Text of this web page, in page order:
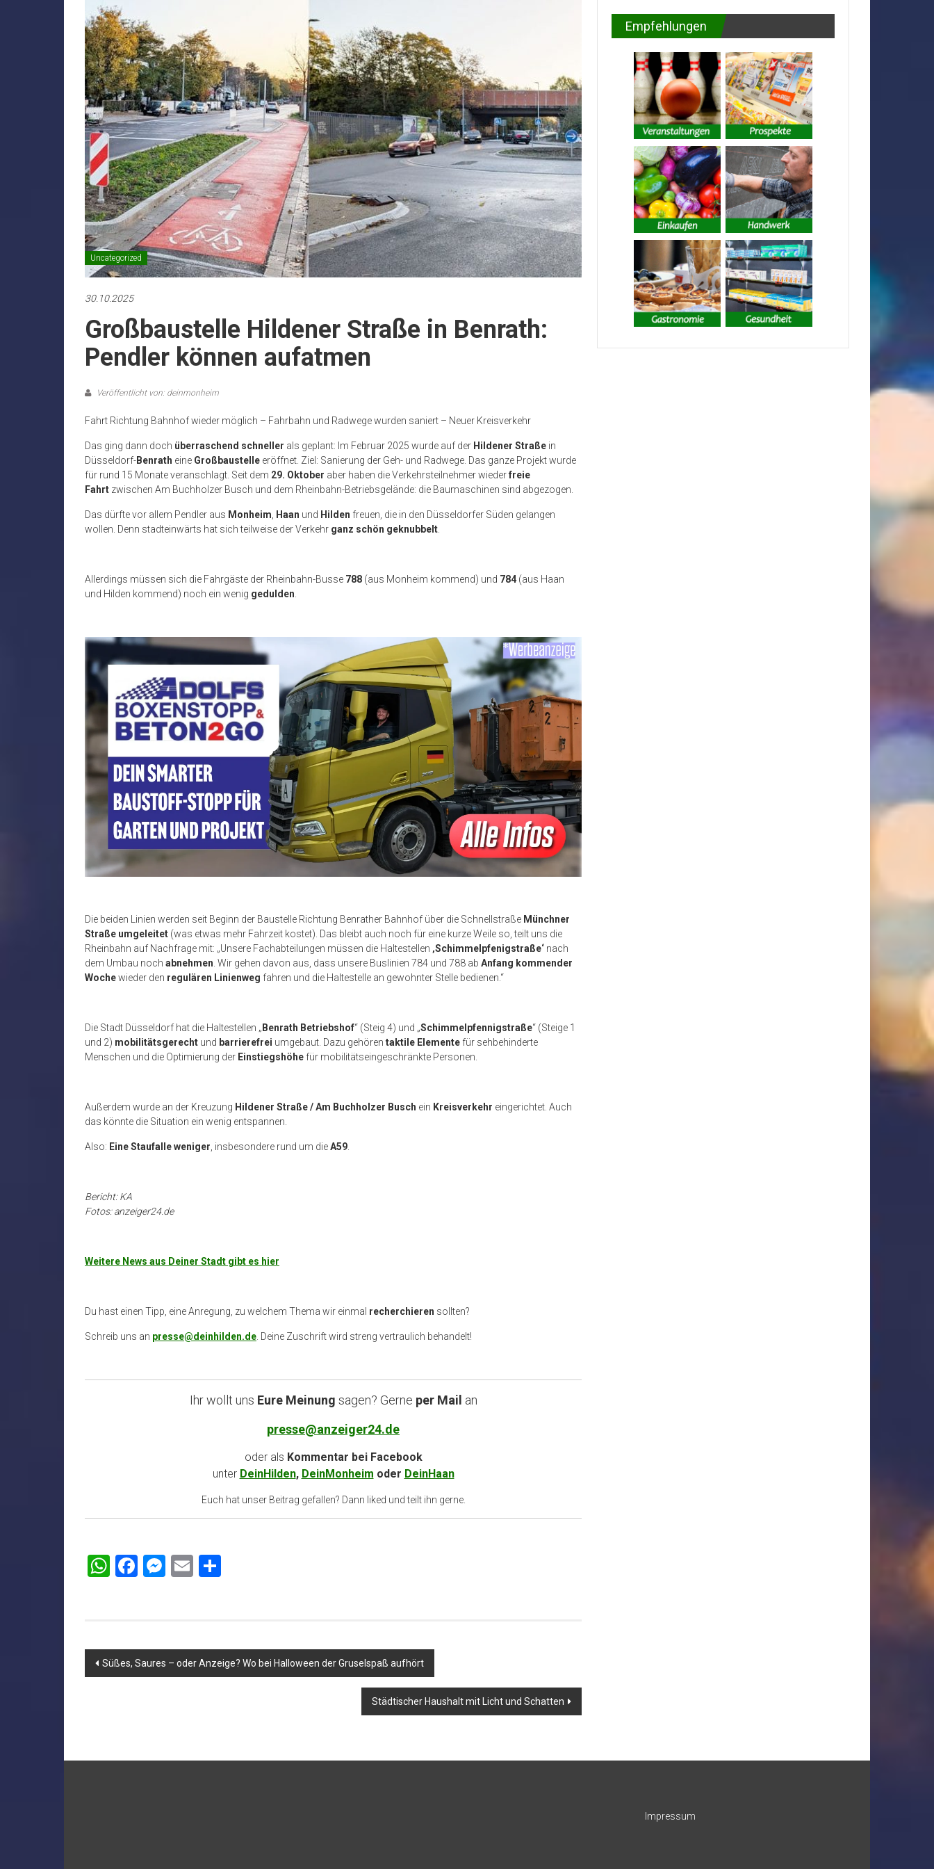
Uncategorized
30.10.2025
Großbaustelle Hildener Straße in Benrath:
Pendler können aufatmen
Veröffentlicht von: deinmonheim
Fahrt Richtung Bahnhof wieder möglich – Fahrbahn und Radwege wurden saniert – Neuer Kreisverkehr
Das ging dann doch überraschend schneller als geplant: Im Februar 2025 wurde auf der Hildener Straße in
Düsseldorf-Benrath eine Großbaustelle eröffnet. Ziel: Sanierung der Geh- und Radwege. Das ganze Projekt wurde
für rund 15 Monate veranschlagt. Seit dem 29. Oktober aber haben die Verkehrsteilnehmer wiederfreie
Fahrt zwischen Am Buchholzer Busch und dem Rheinbahn-Betriebsgelände: die Baumaschinen sind abgezogen.
Das dürfte vor allem Pendler aus Monheim Haan und Hilden freuen, die in den Düsseldorfer Süden gelangen
wollen. Denn stadteinwärts hat sich teilweise der Verkehr ganz schön geknubbelt
Allerdings müssen sich die Fahrgäste der Rheinbahn-Busse 788 (aus Monheim kommend) und 784 (aus Haan
und Hilden kommend) noch ein wenig gedulden
Die beiden Linien werden seit Beginn der Baustelle Richtung Benrather Bahnhof über die Schnellstraße Münchner
Straße umgeleitet (was etwas mehr Fahrzeit kostet). Das bleibt auch noch für eine kurze Weile so, teilt uns die
Rheinbahn auf Nachfrage mit: „Unsere Fachabteilungen müssen die Haltestellen ‚Schimmelpfenigstraße‘ nach
dem Umbau noch abnehmen. Wir gehen davon aus, dass unsere Buslinien 784 und 788 ab Anfang kommender
Wochewieder den regulären Linienweg fahren und die Haltestelle an gewohnter Stelle bedienen.“
Die Stadt Düsseldorf hat die Haltestellen „ Benrath Betriebshof“ (Steig 4) und „Schimmelpfennigstraße“ (Steige 1
und 2) mobilitätsgerecht und barrierefrei umgebaut. Dazu gehören taktile Elemente für sehbehinderte
Menschen und die Optimierung der Einstiegshöhe für mobilitätseingeschränkte Personen.
Außerdem wurde an der Kreuzung Hildener Straße / Am Buchholzer Busch ein Kreisverkehr eingerichtet. Auch
das könnte die Situation ein wenig entspannen.
Also: Eine Staufalle weniger, insbesondere rund um dieA59.
Bericht: KA
Fotos: anzeiger24.de
Weitere News aus Deiner Stadt gibt es hier
Du hast einen Tipp, eine Anregung, zu welchem Thema wir einmal recherchieren sollten?
Schreib uns an presse@deinhilden.de. Deine Zuschrift wird streng vertraulich behandelt!
Ihr wollt uns Eure Meinung sagen? Gerne per Mail an
presse@anzeiger24.de
oder als Kommentar bei Facebook
unter DeinHilden, DeinMonheim oder DeinHaan
Euch hat unser Beitrag gefallen? Dann liked und teilt ihn gerne.
WhatsApp
Facebook
Messenger
Email
Beitragsnavigation
Süßes, Saures – oder Anzeige? Wo bei Halloween der Gruselspaß aufhört
Städtischer Haushalt mit Licht und Schatten
Empfehlungen
Impressum